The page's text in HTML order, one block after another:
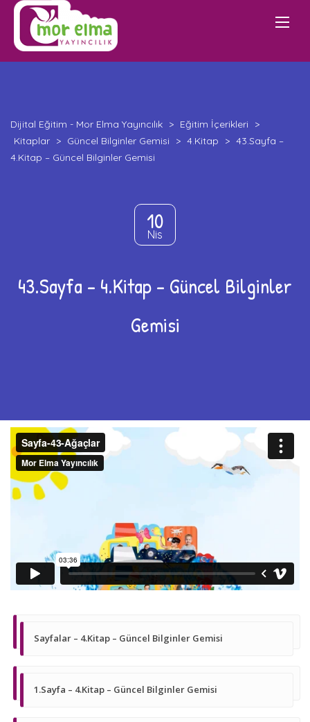
Dijital Eğitim - Mor Elma Yayıncılık > Eğitim İçerikleri
>
Kitaplar > Güncel Bilginler Gemisi > 4.Kitap > 43.Sayfa –
4.Kitap – Güncel Bilginler Gemisi
10
Nis
43.Sayfa – 4.Kitap – Güncel Bilginler
Gemisi
Sayfalar – 4.Kitap – Güncel Bilginler Gemisi
1.Sayfa – 4.Kitap – Güncel Bilginler Gemisi